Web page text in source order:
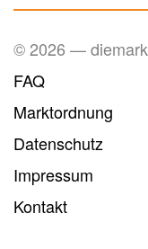
© 2026 —
FAQ
Marktordnung
Datenschutz
Impressum
Kontakt